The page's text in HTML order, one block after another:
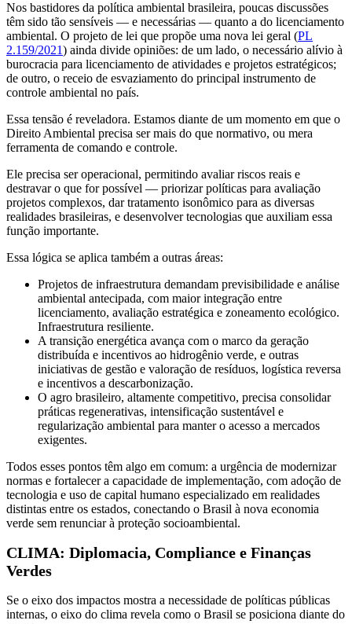
Nos bastidores da política ambiental brasileira, poucas discussões
têm sido tão sensíveis — e necessárias — quanto a do licenciamento
ambiental. O projeto de lei que propõe uma nova lei geral (PL
2.159/2021) ainda divide opiniões: de um lado, o necessário alívio à
burocracia para licenciamento de atividades e projetos estratégicos;
de outro, o receio de esvaziamento do principal instrumento de
controle ambiental no país.
Essa tensão é reveladora. Estamos diante de um momento em que o
Direito Ambiental precisa ser mais do que normativo, ou mera
ferramenta de comando e controle.
Ele precisa ser operacional, permitindo avaliar riscos reais e
destravar o que for possível — priorizar políticas para avaliação
projetos complexos, dar tratamento isonômico para as diversas
realidades brasileiras, e desenvolver tecnologias que auxiliam essa
função importante.
Essa lógica se aplica também a outras áreas:
Projetos de infraestrutura demandam previsibilidade e análise
ambiental antecipada, com maior integração entre
licenciamento, avaliação estratégica e zoneamento ecológico.
Infraestrutura resiliente.
A transição energética avança com o marco da geração
distribuída e incentivos ao hidrogênio verde, e outras
iniciativas de gestão e valoração de resíduos, logística reversa
e incentivos a descarbonização.
O agro brasileiro, altamente competitivo, precisa consolidar
práticas regenerativas, intensificação sustentável e
regularização ambiental para manter o acesso a mercados
exigentes.
Todos esses pontos têm algo em comum: a urgência de modernizar
normas e fortalecer a capacidade de implementação, com adoção de
tecnologia e uso de capital humano especializado em realidades
distintas entre os estados, conectando o Brasil à nova economia
verde sem renunciar à proteção socioambiental.
CLIMA: Diplomacia, Compliance e Finanças
Verdes
Se o eixo dos impactos mostra a necessidade de políticas públicas
internas, o eixo do clima revela como o Brasil se posiciona diante do